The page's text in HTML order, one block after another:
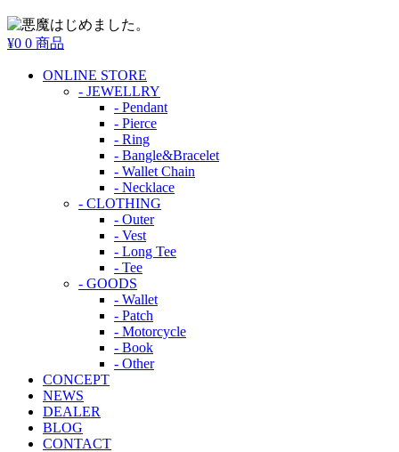
¥0 0 商品
ONLINE STORE
- JEWELLRY
- Pendant
- Pierce
- Ring
- Bangle&Bracelet
- Wallet Chain
- Necklace
- CLOTHING
- Outer
- Vest
- Long Tee
- Tee
- GOODS
- Wallet
- Patch
- Motorcycle
- Book
- Other
CONCEPT
NEWS
DEALER
BLOG
CONTACT